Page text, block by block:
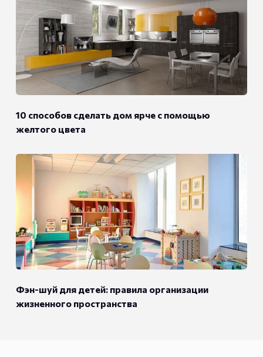
10 способов сделать дом ярче с помощью
желтого цвета
Фэн-шуй для детей: правила организации
жизненного пространства